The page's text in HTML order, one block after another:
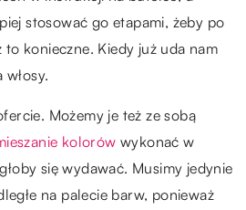
stosować go etapami, żeby po
konieczne. Kiedy już uda nam
Możemy je też ze sobą
kolorów wykonać w
się wydawać. Musimy jedynie
na palecie barw, ponieważ